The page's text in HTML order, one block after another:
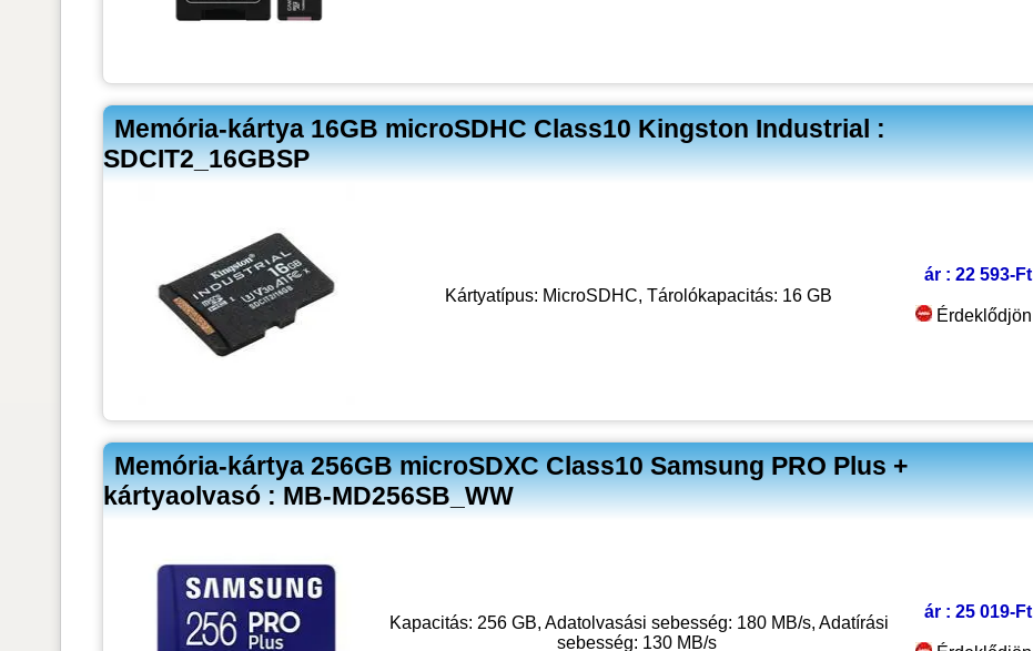
Memória-kártya 16GB microSDHC Class10 Kingston Industrial :
SDCIT2_16GBSP
Kártyatípus: MicroSDHC, Tárolókapacitás: 16 GB
ár : 22 593-Ft
Érdeklődjön
Memória-kártya 256GB microSDXC Class10 Samsung PRO Plus +
kártyaolvasó : MB-MD256SB_WW
Kapacitás: 256 GB, Adatolvasási sebesség: 180 MB/s, Adatírási
sebesség: 130 MB/s
ár : 25 019-Ft